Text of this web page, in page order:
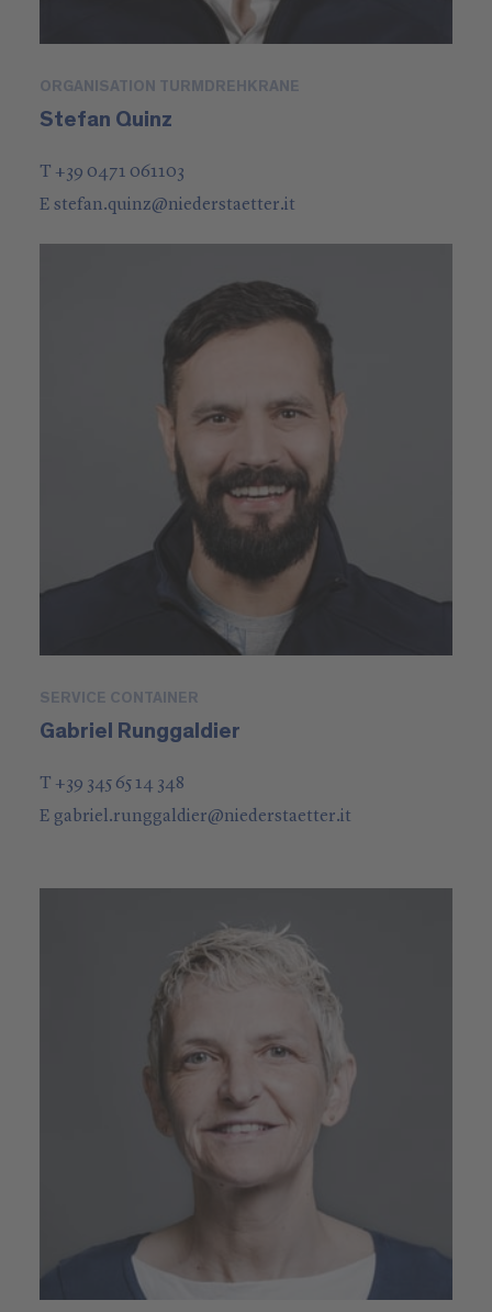
ORGANISATION TURMDREHKRANE
Stefan Quinz
T +39 0471 061103
Estefan.quinz@niederstaetter.it
SERVICE CONTAINER
Gabriel Runggaldier
T +39 345 65 14 348
E gabriel.runggaldier@niederstaetter.it